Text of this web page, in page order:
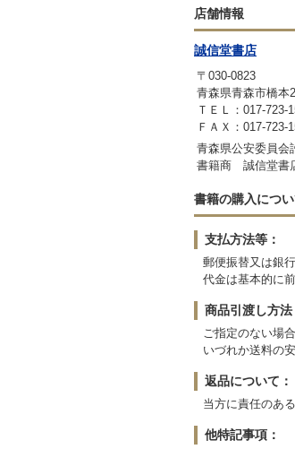
店舗情報
誠信堂書店
〒030-0823
青森県青森市橋本
ＴＥＬ：017-723-
ＦＡＸ：017-723-
青森県公安委員会
書籍商 誠信堂書
書籍の購入につ
支払方法等：
郵便振替又は銀
代金は基本的に前
商品引渡し方法
ご指定のない場
いづれか送料の
返品について：
当方に責任のあ
他特記事項：